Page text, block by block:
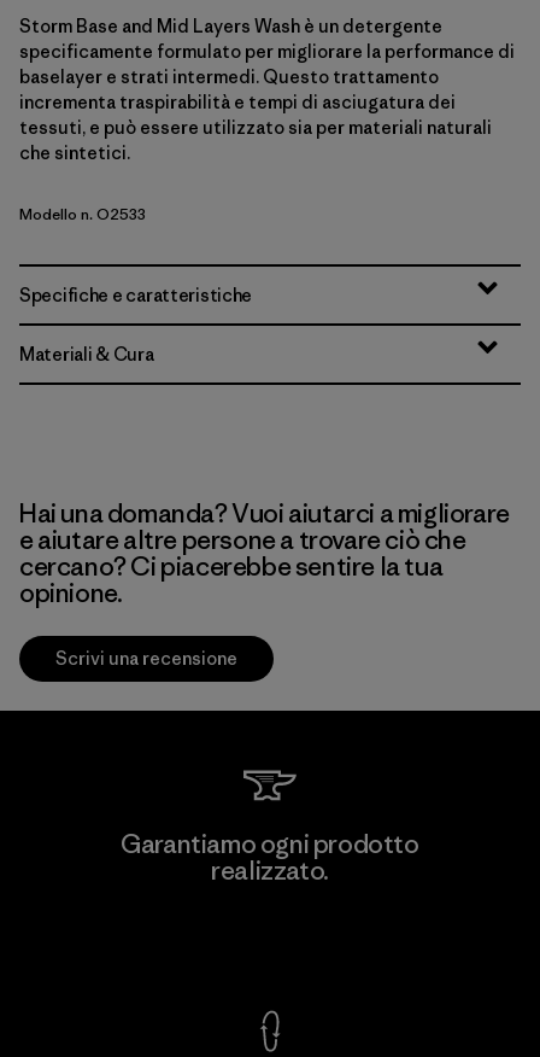
Storm Base and Mid Layers Wash è un detergente
specificamente formulato per migliorare la performance di
baselayer e strati intermedi. Questo trattamento
incrementa traspirabilità e tempi di asciugatura dei
tessuti, e può essere utilizzato sia per materiali naturali
che sintetici.
Modello n. O2533
Specifiche e caratteristiche
Materiali & Cura
Hai una domanda? Vuoi aiutarci a migliorare
e aiutare altre persone a trovare ciò che
cercano? Ci piacerebbe sentire la tua
opinione.
Scrivi una recensione
Garantiamo ogni prodotto
realizzato.